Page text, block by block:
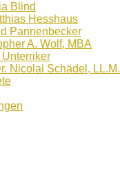
Blind
Hesshaus
Pannenbecker
A. Wolf, MBA
Unterriker
Nicolai Schädel, LL.M.